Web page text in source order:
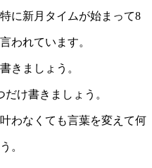
に新月タイムが始まって8
れています。
ましょう。
け書きましょう。
なくても言葉を変えて何
。